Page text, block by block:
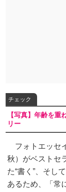
チェック
【写真】年齢を
リー
フォトエッセ
秋）がベストセ
た“書く”、そし
あるため、「常